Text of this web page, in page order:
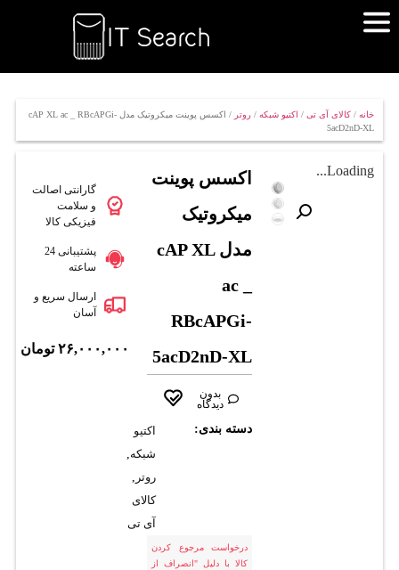
خانه/ کالای آی تی/ اکتیو شبکه/ روتر
/ اکسس پوینت میکروتیک مدل cAP XL ac _ RBcAPGi-
5acD2nD-XL
Loading...
اکسس پوینت
میکروتیک
مدل cAP XL
ac _
RBcAPGi-
5acD2nD-XL
بدون
دیدگاه
دسته بندی:
اکتیو
شبکه,
روتر ,
کالای
آی تی
درخواست مرجوع کردن
کالا با دلیل "انصراف از
گارانتی اصالت
و سلامت
فیزیکی کالا
پشتیبانی 24
ساعته
ارسال سریع و
آسان
۲۶,۰۰۰,۰۰۰ تومان